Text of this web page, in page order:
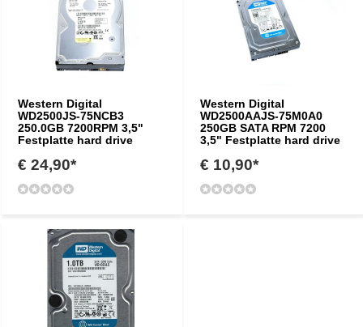
Western Digital
WD2500JS-75NCB3
250.0GB 7200RPM 3,5"
Festplatte hard drive
€ 24,90*
Western Digital
WD2500AAJS-75M0A0
250GB SATA RPM 7200
3,5" Festplatte hard drive
€ 10,90*